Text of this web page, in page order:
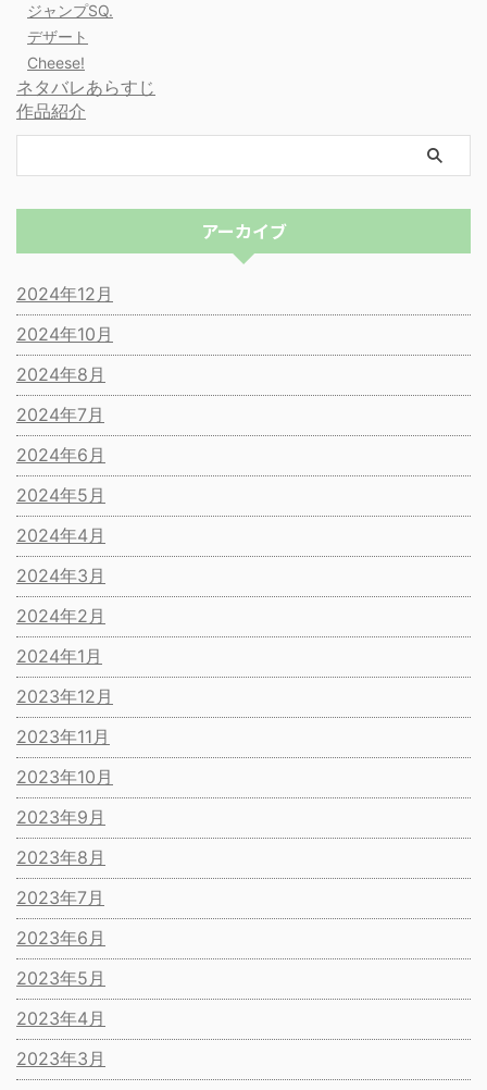
ジャンプSQ.
デザート
Cheese!
ネタバレあらすじ
作品紹介
アーカイブ
2024年12月
2024年10月
2024年8月
2024年7月
2024年6月
2024年5月
2024年4月
2024年3月
2024年2月
2024年1月
2023年12月
2023年11月
2023年10月
2023年9月
2023年8月
2023年7月
2023年6月
2023年5月
2023年4月
2023年3月